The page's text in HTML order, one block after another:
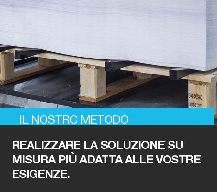
IL NOSTRO METODO
REALIZZARE LA SOLUZIONE SU
MISURA PIÙ ADATTA ALLE VOSTRE
ESIGENZE.